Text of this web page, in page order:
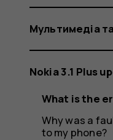
Мультимедіа та
Nokia 3.1 Plus
What is the
Why was a
to my phone?